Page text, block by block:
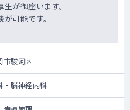
が御座います。
可能です。
市駿河区
・脳神経内科